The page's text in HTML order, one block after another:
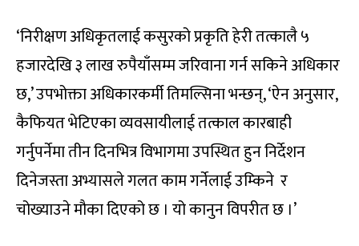
‘निरीक्षण अधिकृतलाई कसुरको प्रकृति हेरी तत्कालै ५
हजारदेखि ३ लाख रुपैयाँसम्म जरिवाना गर्न सकिने अधिकार
छ,’ उपभोक्ता अधिकारकर्मी तिमल्सिना भन्छन्, ‘ऐन अनुसार,
कैफियत भेटिएका व्यवसायीलाई तत्काल कारबाही
गर्नुपर्नेमा तीन दिनभित्र विभागमा उपस्थित हुन निर्देशन
दिनेजस्ता अभ्यासले गलत काम गर्नेलाई उम्किने र
चोख्याउने मौका दिएको छ । यो कानुन विपरीत छ ।’